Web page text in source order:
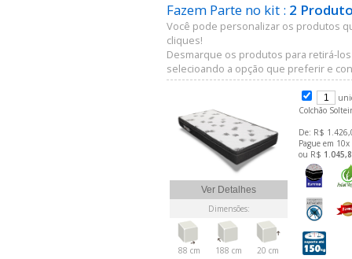
Fazem Parte no kit : 2
Você pode personalizar os produtos
cliques!
Desmarque os produtos para retirá-
selecioando a opção que preferir e
Ver Detalhes
Dimensões:
88 cm 188 cm 20 cm
Colchão
De: R$
Pague em
ou R$